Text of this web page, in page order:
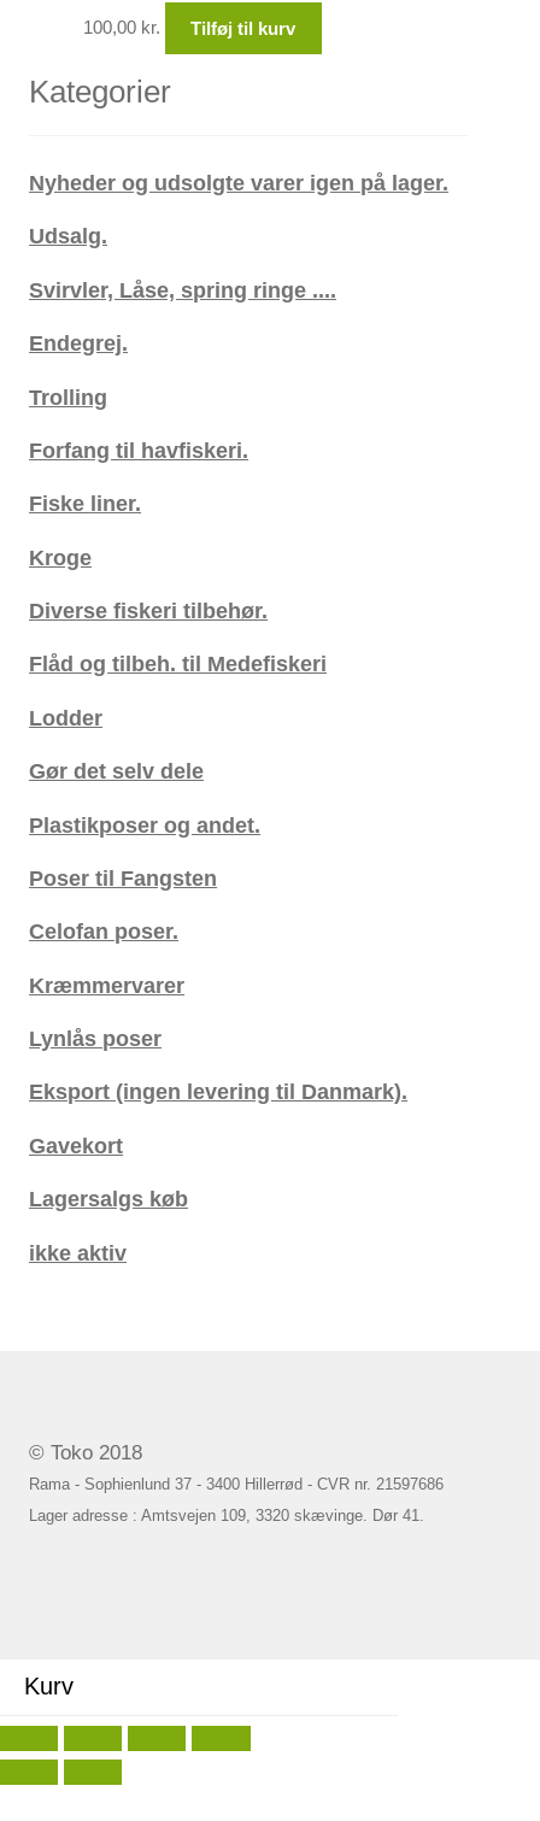
100,00 kr. Tilføj til kurv
Kategorier
Nyheder og udsolgte varer igen på lager.
Udsalg.
Svirvler, Låse, spring ringe ....
Endegrej.
Trolling
Forfang til havfiskeri.
Fiske liner.
Kroge
Diverse fiskeri tilbehør.
Flåd og tilbeh. til Medefiskeri
Lodder
Gør det selv dele
Plastikposer og andet.
Poser til Fangsten
Celofan poser.
Kræmmervarer
Lynlås poser
Eksport (ingen levering til Danmark).
Gavekort
Lagersalgs køb
ikke aktiv
© Toko 2018
Rama - Sophienlund 37 - 3400 Hillerrød - CVR nr. 21597686
Lager adresse : Amtsvejen 109, 3320 skævinge. Dør 41.
Kurv